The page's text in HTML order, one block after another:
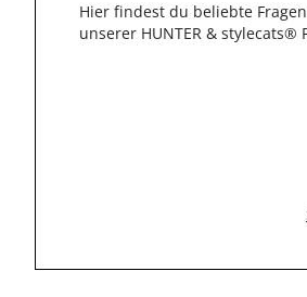
Hier findest du beliebte
unserer HUNTER & stylecats®